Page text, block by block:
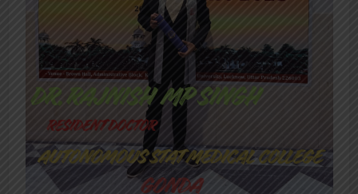
मंडल के 52 लाख बच्चों को मिलेगी सेहत की सौगात, कृमि
मुक्ति अभियान 10 से
महाविद्यालय संस्थापिका की जयंती, विभिन्न
प्रतियोगिताओं का आयोजन
बीमारी भी नहीं रोक सकी ममता की धारा, जारी रहा
स्तनपान